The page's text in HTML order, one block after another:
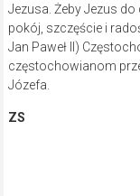
Jezusa. Żeby Jezus
pokój, szczęście i
Jan Paweł II)
częstochowianom
Józefa.
ZS